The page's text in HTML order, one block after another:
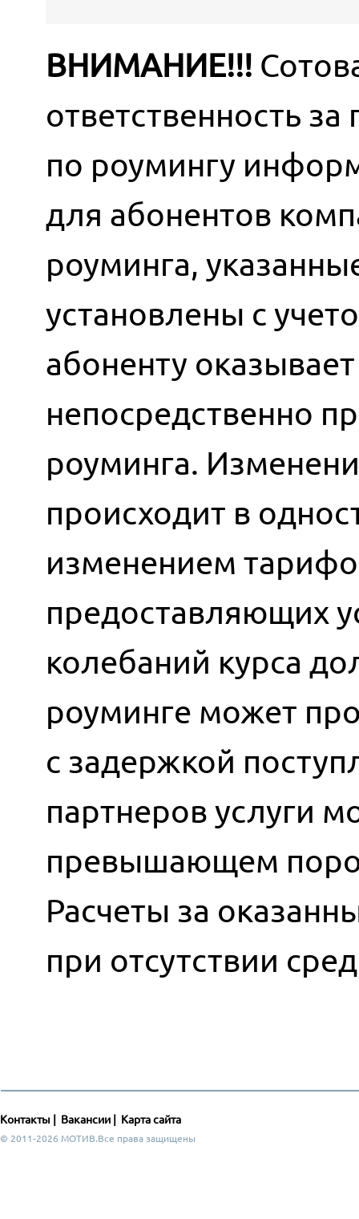
ВНИМАНИЕ!!!
ответственность
по роумингу
для абонентов
роуминга,
установлены с
абоненту
непосредственно
роуминга.
происходит в
изменением
предоставляющих
колебаний курса
роуминге может
с задержкой
партнеров услуги
превышающем
Расчеты за
при отсутствии
Контакты Вакансии Карта сайта
© 2011-2026 МОТИВ.Все права защищены